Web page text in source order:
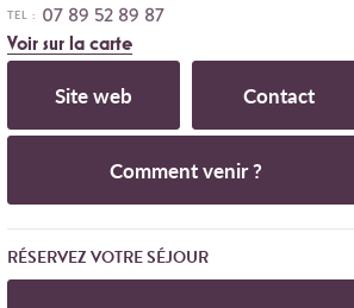
TEL : 07 89 52 89 87
Voir sur la carte
Site web Contact
Comment venir ?
RÉSERVEZ VOTRE SÉJOUR